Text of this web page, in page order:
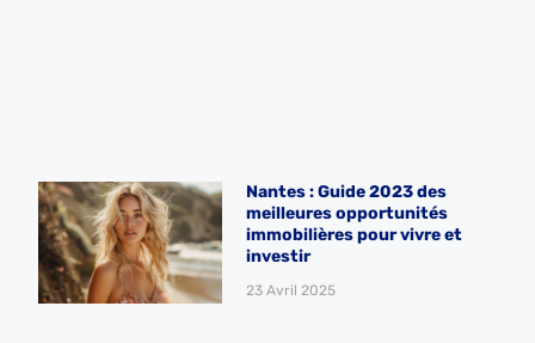
Nantes : Guide 2023 des
meilleures opportunités
immobilières pour vivre et
investir
23 Avril 2025